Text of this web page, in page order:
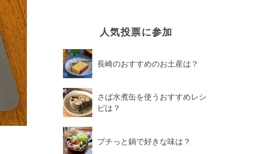
人気投票に参加
長崎のおすすめのお土産は？
さば水煮缶を使うおすすめレシ
ピは？
プチっと鍋で好きな味は？